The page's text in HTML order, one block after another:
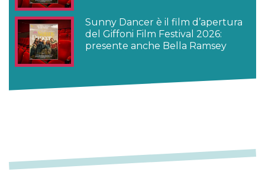
Sunny Dancer è il film d’apertura
del Giffoni Film Festival 2026:
presente anche Bella Ramsey